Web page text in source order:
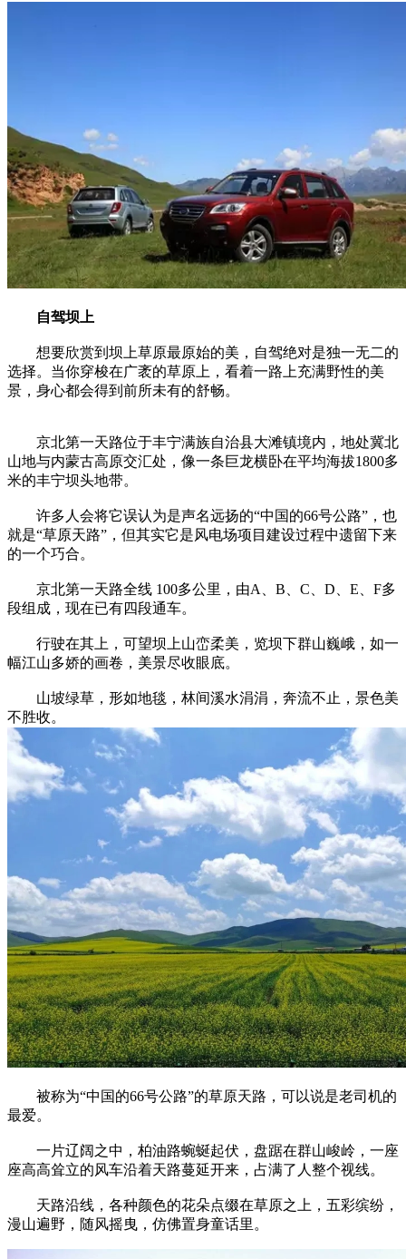
自驾坝上
想要欣赏到坝上草原最原始的美，自驾绝对是独一无二的
选择。当你穿梭在广袤的草原上，看着一路上充满野性的美
景，身心都会得到前所未有的舒畅。
京北第一天路位于丰宁满族自治县大滩镇境内，地处冀北
山地与内蒙古高原交汇处，像一条巨龙横卧在平均海拔1800多
米的丰宁坝头地带。
许多人会将它误认为是声名远扬的“中国的66号公路”，也
就是“草原天路”，但其实它是风电场项目建设过程中遗留下来
的一个巧合。
京北第一天路全线 100多公里，由A、B、C、D、E、F多
段组成，现在已有四段通车。
行驶在其上，可望坝上山峦柔美，览坝下群山巍峨，如一
幅江山多娇的画卷，美景尽收眼底。
山坡绿草，形如地毯，林间溪水涓涓，奔流不止，景色美
不胜收。
被称为“中国的66号公路”的草原天路，可以说是老司机的
最爱。
一片辽阔之中，柏油路蜿蜒起伏，盘踞在群山峻岭，一座
座高高耸立的风车沿着天路蔓延开来，占满了人整个视线。
天路沿线，各种颜色的花朵点缀在草原之上，五彩缤纷，
漫山遍野，随风摇曳，仿佛置身童话里。